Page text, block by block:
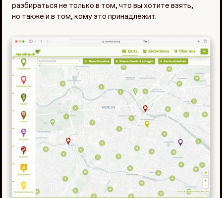
разбираться не только в том, что вы хотите взять,
но также и в том, кому это принадлежит.